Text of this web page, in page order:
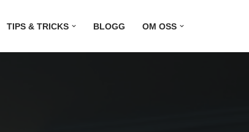
TIPS & TRICKS BLOGG OM OSS